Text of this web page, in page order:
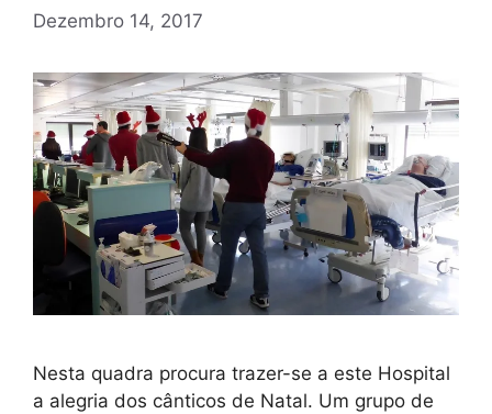
Dezembro 14, 2017
Nesta quadra procura trazer-se a este Hospital
a alegria dos cânticos de Natal. Um grupo de